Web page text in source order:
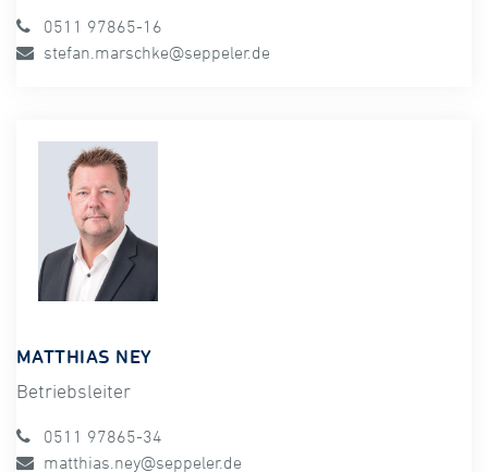
0511 97865-16
stefan.marschke@seppeler.de
MATTHIAS NEY
Betriebsleiter
0511 97865-34
matthias.ney@seppeler.de